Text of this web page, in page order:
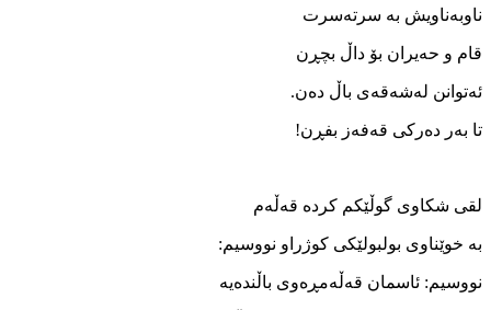
ناوبه‌ناویش به‌ سرته‌سرت
قام و حه‌یران بۆ داڵ بچڕن
ئه‌توانن له‌شه‌قه‌ی باڵ ده‌ن.
تا به‌ر ده‌رکی قه‌فه‌ز بفڕن!
لقی شکاوی گوڵێکم کرده ‌قه‌ڵه‌م
به ‌خوێناوی بولبولێکی کوژراو نووسیم:
نووسیم: ئاسمان قه‌ڵه‌مڕە‌وی باڵنده‌یه